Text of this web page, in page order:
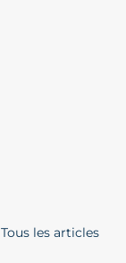
Tous les articles